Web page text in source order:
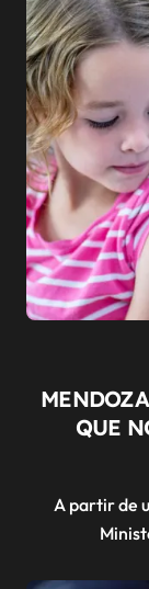
QUE
A partir de una nueva normativa impulsada por el